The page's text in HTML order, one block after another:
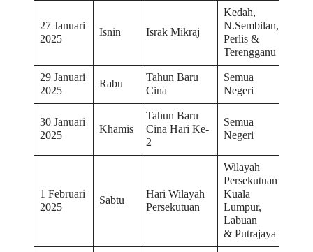
27 Januari
2025
Isnin Israk Mikraj
Kedah,
N.Sembilan,
Perlis &
Terengganu
29 Januari
2025
Rabu
Tahun Baru
Cina
Semua
Negeri
30 Januari
2025
Khamis
Tahun Baru
Cina Hari Ke-
2
Semua
Negeri
1 Februari
2025
Sabtu
Hari Wilayah
Persekutuan
Wilayah
Persekutuan
Kuala
Lumpur,
Labuan
& Putrajaya